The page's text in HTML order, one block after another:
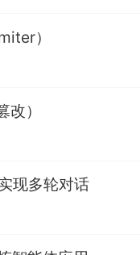
）
）
现多轮对话